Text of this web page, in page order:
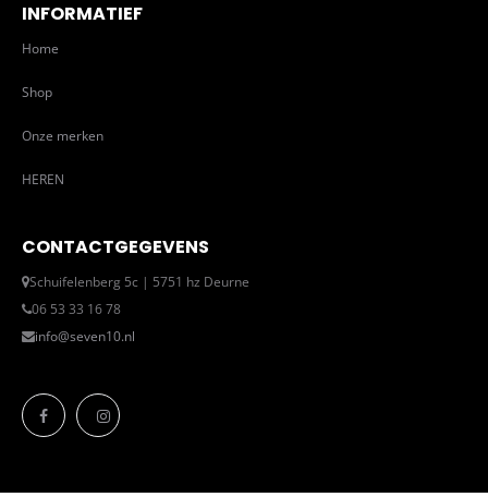
INFORMATIEF
Home
Shop
Onze merken
HEREN
CONTACTGEGEVENS
Schuifelenberg 5c | 5751 hz Deurne
06 53 33 16 78
info@seven10.nl